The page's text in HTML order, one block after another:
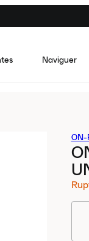
Naviguer
ON-